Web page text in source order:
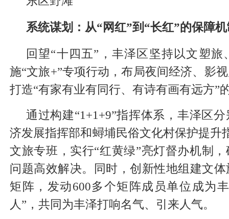
系统谋划：从“网红”到“长红”的保障
回望“十四五”，丰泽区坚持以文塑
施“文旅+”专项行动，布局夜间经济、影
打造“有家有业有同行、有诗有画有远方”
通过构建“1+1+9”指挥体系，丰泽区
济发展指挥部和蟳埔民俗文化村保护提升
文旅专班，实行“红黄绿”亮灯督办机制
问题高效解决。同时，创新性地组建文
矩阵，发动600多个矩阵成员单位成为
人”，共同为丰泽打响名气、引来人气。